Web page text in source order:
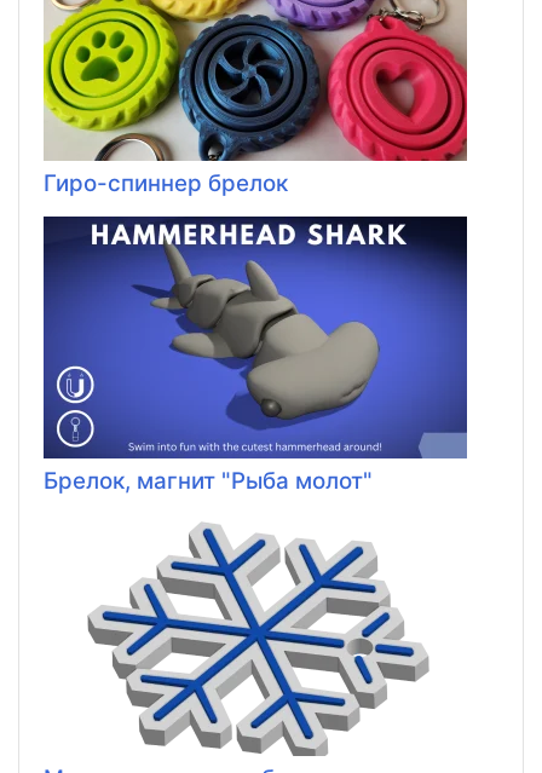
Гиро-спиннер брелок
Брелок, магнит "Рыба молот"